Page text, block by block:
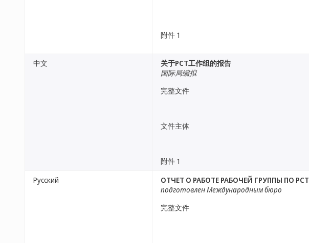
附件 1
中文
关于PCT工作组的报告
国际局编拟
完整文件
文件主体
附件 1
Русский
ОТЧЕТ О РАБОТЕ РАБОЧЕЙ ГРУППЫ ПО PCT
подготовлен Международным бюро
完整文件